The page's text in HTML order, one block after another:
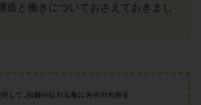
造と働きについておさえておきまし